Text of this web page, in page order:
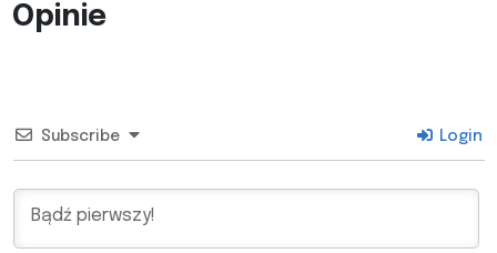
Opinie
Subscribe Login